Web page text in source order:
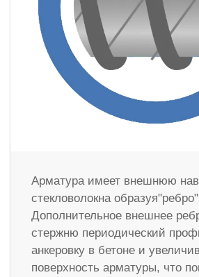
Арматура имеет внешнюю
стекловолокна
Дополнительное внешнее
стержню периодический
анкеровку в бетоне и
поверхность арматуры, что